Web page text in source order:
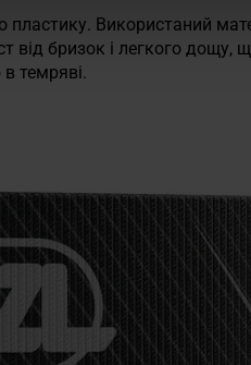
Використаний
від бризок і легкого
темряві.